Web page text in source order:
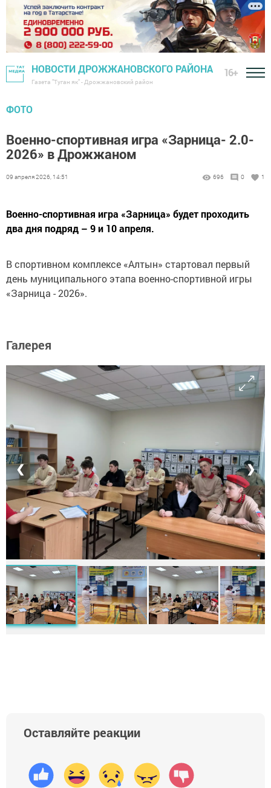
НОВОСТИ ДРОЖЖАНОВСКОГО РАЙОНА
Газета "Туган як" - Дрожжановский район
16+
ФОТО
Военно-спортивная игра «Зарница- 2.0-
2026» в Дрожжаном
09 апреля 2026, 14:51 696 0 1
Военно-спортивная игра «Зарница» будет проходить
два дня подряд – 9 и 10 апреля.
В спортивном комплексе «Алтын» стартовал первый
день муниципального этапа военно-спортивной игры
«Зарница - 2026».
Галерея
❮ ❯
Оставляйте реакции